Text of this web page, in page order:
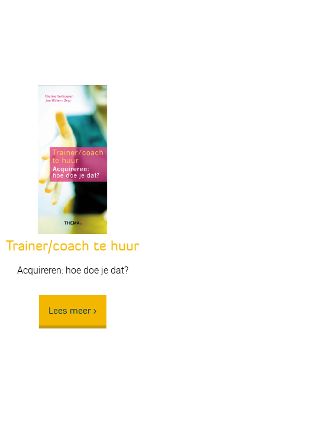
Trainer/coach te huur
Acquireren: hoe doe je dat?
Lees meer >